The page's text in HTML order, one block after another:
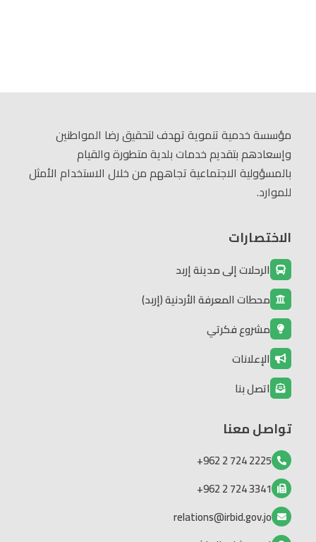
مؤسسة خدمية تنموية تهدف لتحقيق رضا المواطنين
وإسعادهم بتقديم خدمات بلدية متطورة والقيام
بالمسؤولية الاجتماعية تجاههم من خلال الاستخدام الأمثل
للموارد.
الاختصارات
الرحلات إلى مدينة إربد
محطات المعرفة الأردنية (إربد)
مشروع فكرتي
الإعلانات
اتصل بنا
تواصل معنا
2225 724 2 962+
3341 724 2 962+
relations@irbid.gov.jo